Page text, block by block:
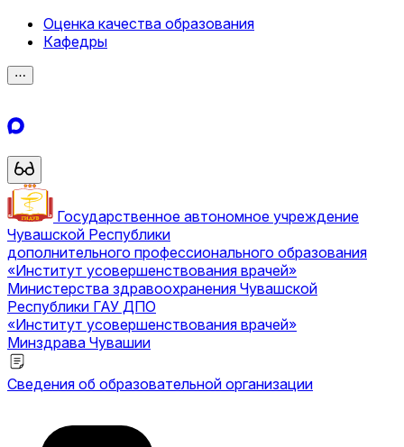
Оценка качества образования
Кафедры
⋯
Государственное автономное учреждение
Чувашской Республики
дополнительного профессионального образования
«Институт усовершенствования врачей»
Министерства здравоохранения Чувашской
Республики ГАУ ДПО
«Институт усовершенствования врачей»
Минздрава Чувашии
Сведения об образовательной организации